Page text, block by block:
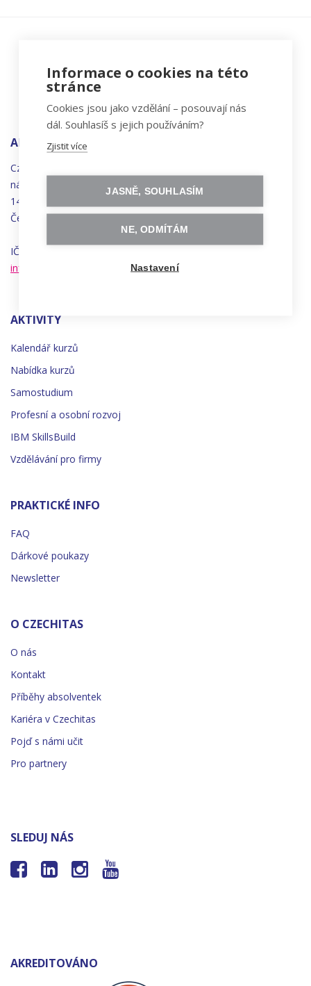
ADRESA
Czechitas, z.ú.
náměstí
Synků 1748/17
140 00 Praha 4 - Nusle
Česká republika
IČO 22834958 | DIČ CZ22834958
info@czechitas.cz
AKTIVITY
Kalendář kurzů
Nabídka kurzů
Samostudium
Profesní a osobní rozvoj
IBM SkillsBuild
Vzdělávání pro firmy
PRAKTICKÉ INFO
FAQ
Dárkové poukazy
Newsletter
O CZECHITAS
O nás
Kontakt
Příběhy absolventek
Kariéra v Czechitas
Pojď s námi učit
Pro partnery
SLEDUJ NÁS
   
AKREDITOVÁNO
Informace o cookies na této
stránce
Cookies jsou jako vzdělání – posouvají nás
dál. Souhlasíš s jejich používáním?
Zjistit více
JASNĚ, SOUHLASÍM
NE, ODMÍTÁM
Nastavení